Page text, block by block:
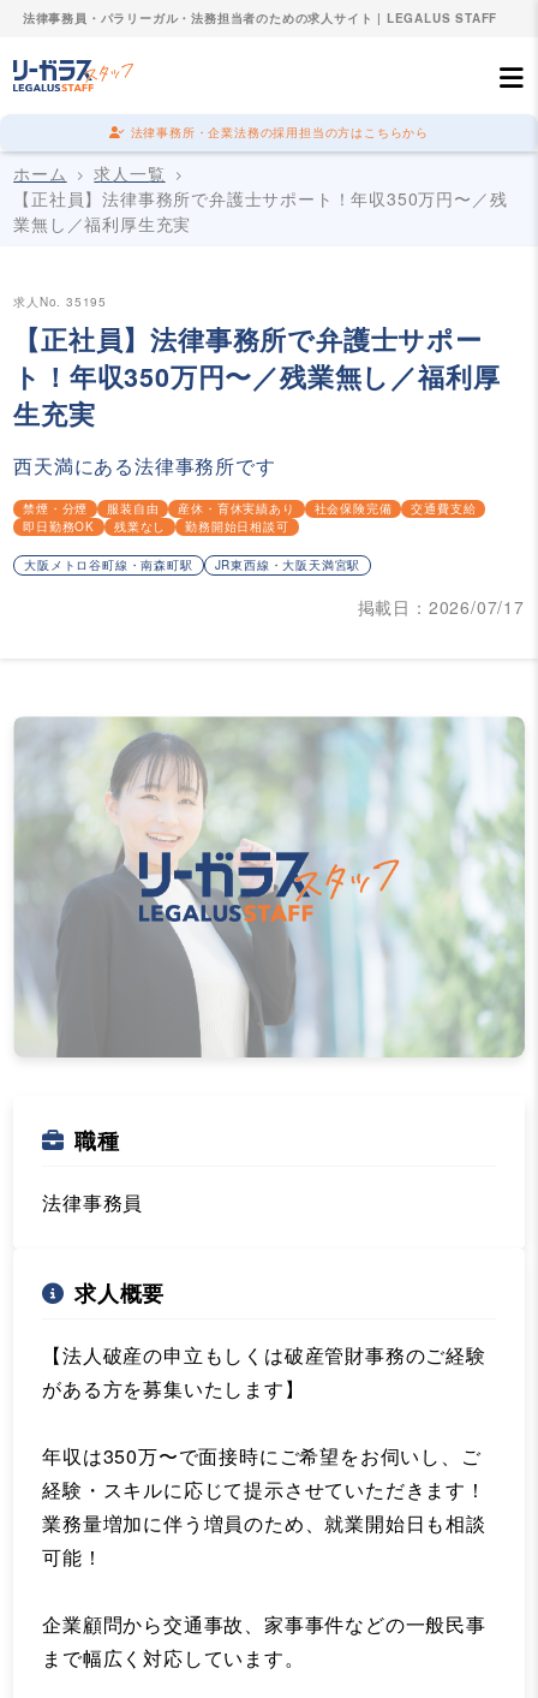
法律事務員・パラリーガル・法務担当者のための求人サイト | LEGALUS STAFF
法律事務所・企業法務の採用担当の方はこちらから
ホーム
求人一覧
【正社員】法律事務所で弁護士サポート！年収350万円〜／残
業無し／福利厚生充実
求人No. 35195
【正社員】法律事務所で弁護士サポー
ト！年収350万円〜／残業無し／福利厚
生充実
西天満にある法律事務所です
禁煙・分煙 服装自由 産休・育休実績あり 社会保険完備
交通費支給
即日勤務OK
残業なし 勤務開始日相談可
大阪メトロ谷町線・南森町駅 JR東西線・大阪天満宮駅
掲載日：2026/07/17
職種
法律事務員
求人概要
【法人破産の申立もしくは破産管財事務のご経験
がある方を募集いたします】
年収は350万〜で面接時にご希望をお伺いし、ご
経験・スキルに応じて提示させていただきます！
業務量増加に伴う増員のため、就業開始日も相談
可能！
企業顧問から交通事故、家事事件などの一般民事
まで幅広く対応しています。